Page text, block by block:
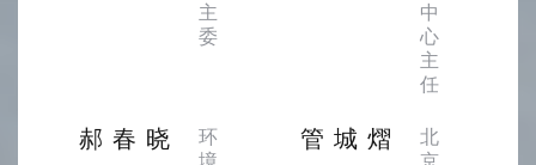
主
委
中
心
主
任
郝春晓
环
境
管城熠
北
京